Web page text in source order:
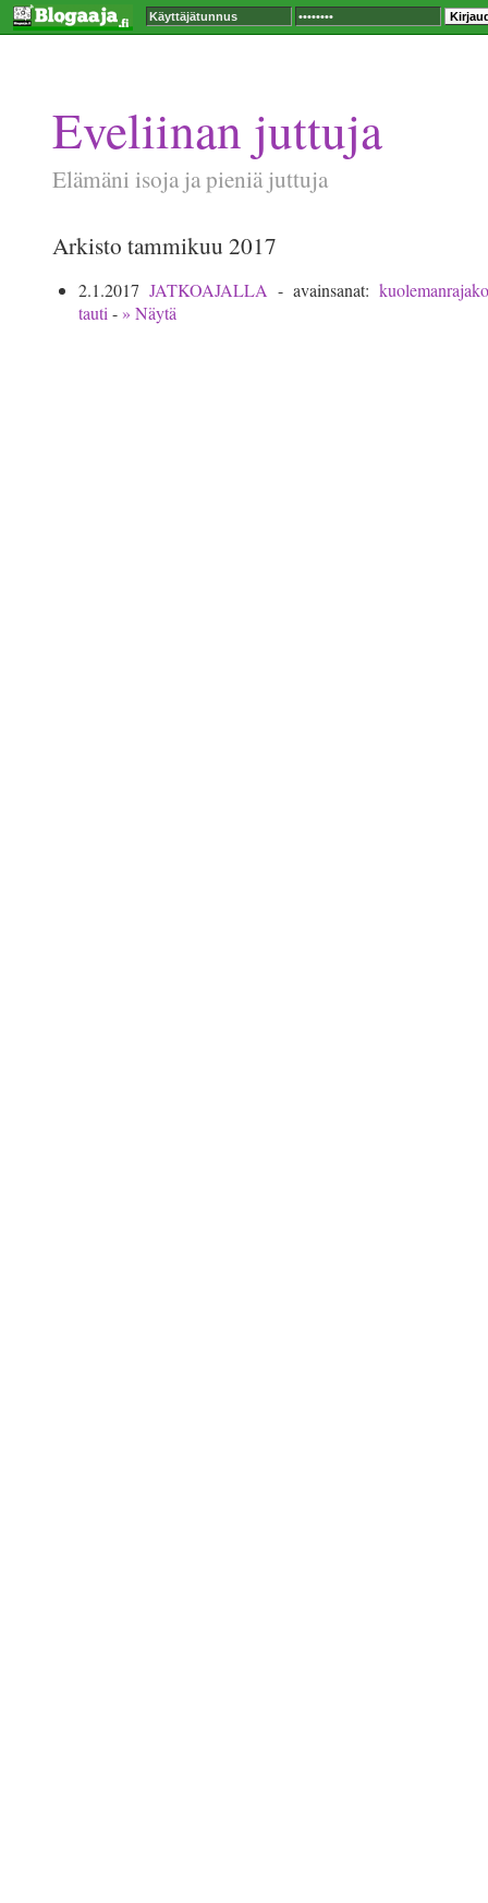
Eveliinan juttuja
Elämäni isoja ja pieniä juttuja
Arkisto tammikuu 2017
2.1.2017 JATKOAJALLA - avainsanat:
tauti - » Näytä